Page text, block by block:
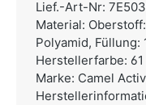
Lief.-Art-Nr:
Material:
Polyamid, Füllung:
Herstellerfarbe: 61
Marke: Camel